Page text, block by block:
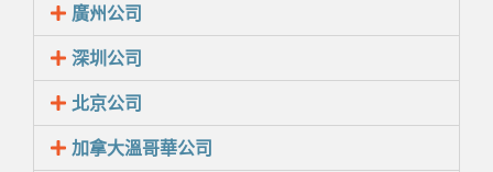
廣州公司
深圳公司
北京公司
加拿大溫哥華公司